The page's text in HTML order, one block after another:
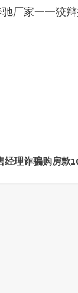
厂家一一狡辩
经理诈骗购房款